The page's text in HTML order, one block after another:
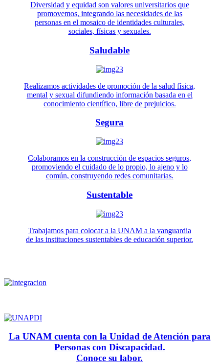
Diversidad y equidad son valores universitarios que
promovemos, integrando las necesidades de las
personas en el mosaico de identidades culturales,
sociales, físicas y sexuales.
Saludable
Realizamos actividades de promoción de la salud física,
mental y sexual difundiendo información basada en el
conocimiento científico, libre de prejuicios.
Segura
Colaboramos en la construcción de espacios seguros,
promoviendo el cuidado de lo propio, lo ajeno y lo
común, construyendo redes comunitarias.
Sustentable
Trabajamos para colocar a la UNAM a la vanguardia
de las instituciones sustentables de educación superior.
La UNAM cuenta con la Unidad de Atención para
Personas con Discapacidad.
Conoce su labor.